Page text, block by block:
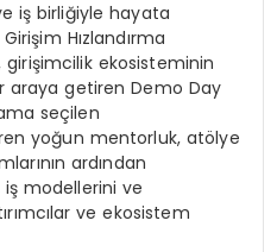
iş birliğiyle hayata
Hızlandırma
girişimcilik ekosisteminin
araya getiren Demo Day
seçilen
yoğun mentorluk, atölye
ardından
iş modellerini ve
ve ekosistem